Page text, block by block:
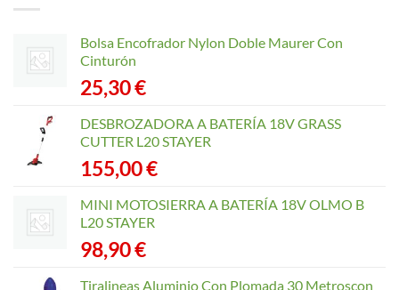
Bolsa Encofrador Nylon Doble Maurer Con
Cinturón
25,30€
DESBROZADORA A BATERÍA 18V GRASS
CUTTER L20 STAYER
155,00€
MINI MOTOSIERRA A BATERÍA 18V OLMO B
L20 STAYER
98,90€
Tiralineas Aluminio Con Plomada 30 Metroscon